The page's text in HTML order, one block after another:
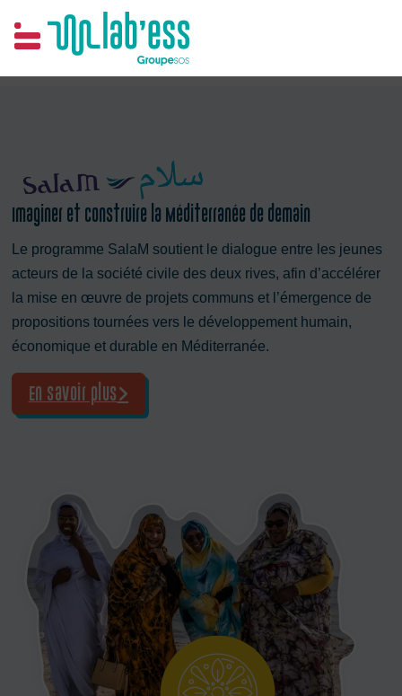
Samim
Imaginer et construire la Méditerranée de demain
Le programme SalaM soutient le dialogue entre les jeunes
acteurs de la société civile des deux rives, afin d’accélérer
la mise en œuvre de projets communs et l’émergence de
propositions tournées vers le développement humain,
économique et durable en Méditerranée.
En savoir plus